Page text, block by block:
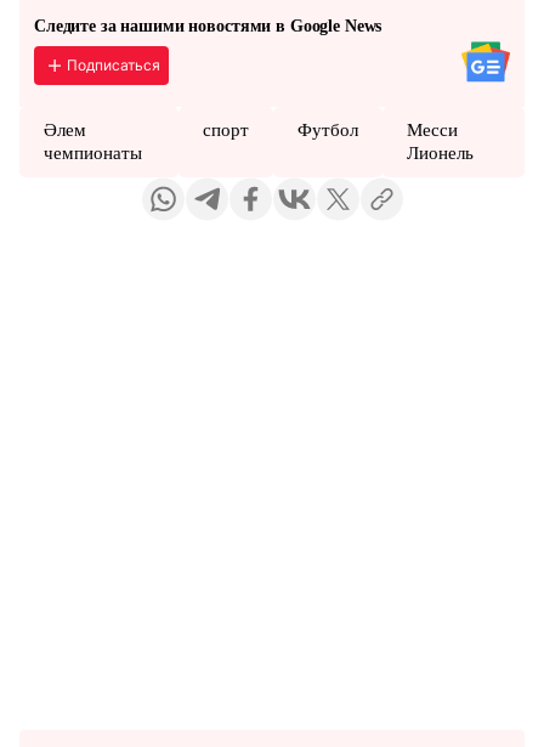
Следите за нашими новостями в Google News
Подписаться
Әлем
чемпионаты
спорт Футбол
Месси
Лионель